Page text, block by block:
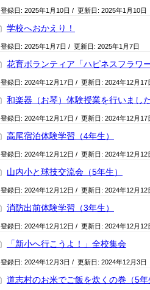
登録日: 2025年1月10日 / 更新日: 2025年1月10日
学校へおかえり！
登録日: 2025年1月7日 / 更新日: 2025年1月7日
花育ボランティア「ハピネスフラワー
登録日: 2024年12月17日 / 更新日: 2024年12月17
和楽器（お琴）体験授業を行いまし
登録日: 2024年12月17日 / 更新日: 2024年12月17
高尾宿泊体験学習（4年生）
登録日: 2024年12月12日 / 更新日: 2024年12月12
山内小と球技交流会（5年生）
登録日: 2024年12月12日 / 更新日: 2024年12月12
消防出前体験学習（3年生）
登録日: 2024年12月12日 / 更新日: 2024年12月12
「新小へ行こうよ！」全校集会
登録日: 2024年12月3日 / 更新日: 2024年12月3日
道志村のお米でご飯を炊くの巻（5年